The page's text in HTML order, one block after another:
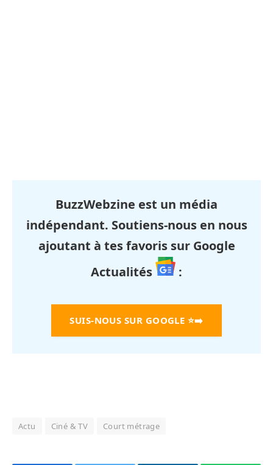
BuzzWebzine est un média
indépendant. Soutiens-nous en nous
ajoutant à tes favoris sur Google
Actualités
:
SUIS-NOUS SUR GOOGLE ⭐➡️
Actu Ciné & TV Court métrage